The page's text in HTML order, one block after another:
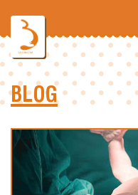
BLOG